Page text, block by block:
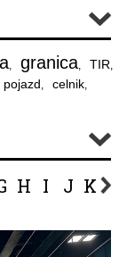
, granica, TIR,
pojazd, celnik,
H I J K L